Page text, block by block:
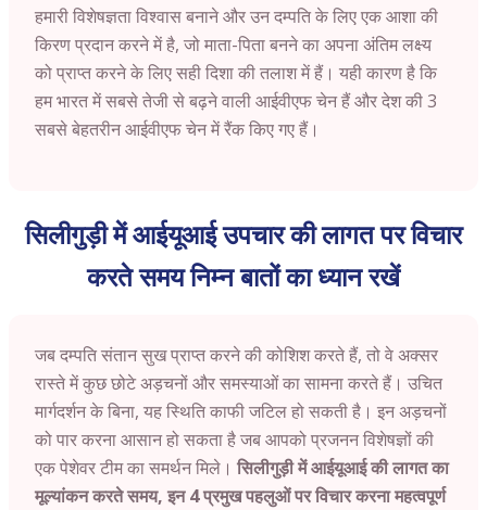
हमारी विशेषज्ञता विश्वास बनाने और उन दम्पति के लिए एक आशा की
किरण प्रदान करने में है, जो माता-पिता बनने का अपना अंतिम लक्ष्य
को प्राप्त करने के लिए सही दिशा की तलाश में हैं। यही कारण है कि
हम भारत में सबसे तेजी से बढ़ने वाली आईवीएफ चेन हैं और देश की 3
सबसे बेहतरीन आईवीएफ चेन में रैंक किए गए हैं।
सिलीगुड़ी में आईयूआई उपचार की लागत पर विचार
करते समय निम्न बातों का ध्यान रखें
जब दम्पति संतान सुख प्राप्त करने की कोशिश करते हैं, तो वे अक्सर
रास्ते में कुछ छोटे अड़चनों और समस्याओं का सामना करते हैं। उचित
मार्गदर्शन के बिना, यह स्थिति काफी जटिल हो सकती है। इन अड़चनों
को पार करना आसान हो सकता है जब आपको प्रजनन विशेषज्ञों की
एक पेशेवर टीम का समर्थन मिले। सिलीगुड़ीमें आईयूआई की लागत का
मूल्यांकन करते समय, इन 4 प्रमुख पहलुओं पर विचार करना महत्वपूर्ण